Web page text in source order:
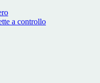
a controllo